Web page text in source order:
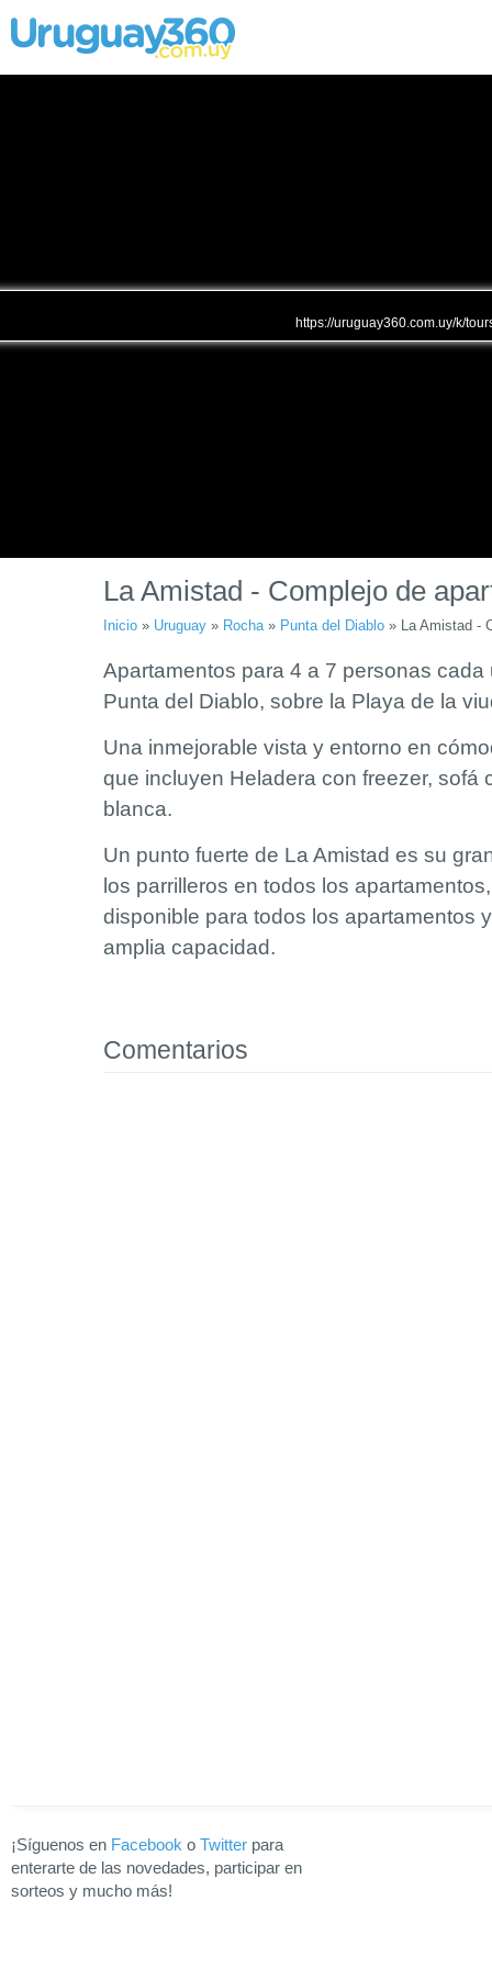
https://uruguay360.com.uy/k/
La Amistad - Complejo de
Inicio » Uruguay » Rocha» Punta del Diablo » La Amistad -
Apartamentos para 4 a 7 personas
Punta del Diablo, sobre la Playa de la
Una inmejorable vista y entorno en
que incluyen Heladera con freezer, sofá
blanca.
Un punto fuerte de La Amistad es su
los parrilleros en todos los
disponible para todos los apartamentos
amplia capacidad.
Comentarios
¡Síguenos en Facebook o Twitter para
enterarte de las novedades, participar en
sorteos y mucho más!